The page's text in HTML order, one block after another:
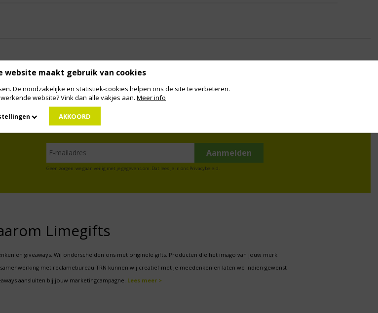
Geen zorgen: we gaan veilig met je gegevens om. Dat lees je in ons Privacybeleid
Limegifts
en giveaways. Wij onderscheiden ons met originele gifts. Producten die het imago van jouw merk
met reclamebureau TRN kunnen wij creatief met je meedenken en laten we indien gewenst
aansluiten bij jouw marketingcampagne. Lees meer >
website maakt gebruik van cookies
De noodzakelijke en statistiek-cookies helpen ons de site te verbeteren.
website? Vink dan alle vakjes aan. Meer info
AKKOORD